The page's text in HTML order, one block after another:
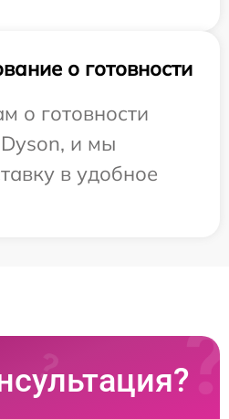
о готовности
о готовности
и мы
в удобное